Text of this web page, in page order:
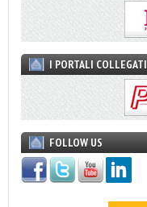
I PORTALI COLLEGATI
FOLLOW US